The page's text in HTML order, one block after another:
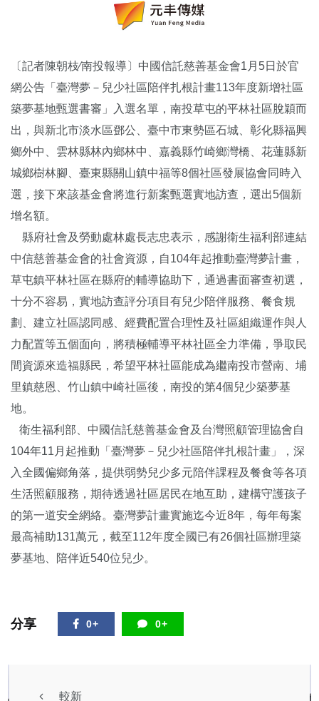
〔記者陳朝枝∕南投報導〕中國信託慈善基金會1月5日於官
網公告「臺灣夢－兒少社區陪伴扎根計畫113年度新增社區
築夢基地甄選書審」入選名單，南投草屯的平林社區脫穎而
出，與新北市淡水區鄧公、臺中市東勢區石城、彰化縣福興
鄉外中、雲林縣林內鄉林中、嘉義縣竹崎鄉灣橋、花蓮縣新
城鄉樹林腳、臺東縣關山鎮中福等8個社區發展協會同時入
選，接下來該基金會將進行新案甄選實地訪查，選出5個新
增名額。
縣府社會及勞動處林處長志忠表示，感謝衛生福利部連結
中信慈善基金會的社會資源，自104年起推動臺灣夢計畫，
草屯鎮平林社區在縣府的輔導協助下，通過書面審查初選，
十分不容易，實地訪查評分項目有兒少陪伴服務、餐食規
劃、建立社區認同感、經費配置合理性及社區組織運作與人
力配置等五個面向，將積極輔導平林社區全力準備，爭取民
間資源來造福縣民，希望平林社區能成為繼南投市營南、埔
里鎮慈恩、竹山鎮中崎社區後，南投的第4個兒少築夢基
地。
衛生福利部、中國信託慈善基金會及台灣照顧管理協會自
104年11月起推動「臺灣夢－兒少社區陪伴扎根計畫」，深
入全國偏鄉角落，提供弱勢兒少多元陪伴課程及餐食等各項
生活照顧服務，期待透過社區居民在地互助，建構守護孩子
的第一道安全網絡。臺灣夢計畫實施迄今近8年，每年每案
最高補助131萬元，截至112年度全國已有26個社區辦理築
夢基地、陪伴近540位兒少。
分享 0+ 0+
較新